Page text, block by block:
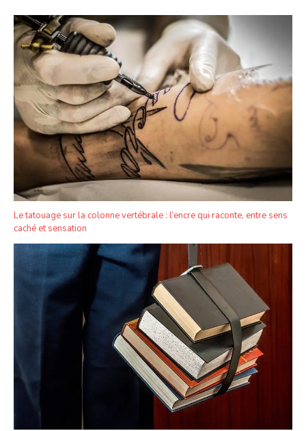
Le tatouage sur la colonne vertébrale : l’encre qui raconte, entre sens
caché et sensation